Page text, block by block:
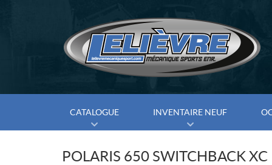
CATALOGUE INVENTAIRE NEUF
POLARIS 650 SWITCHBACK